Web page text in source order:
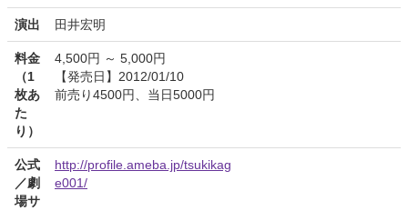
演出 田井宏明
料金
（1
枚あ
た
り）
4,500円 ～ 5,000円
【発売日】2012/01/10
前売り4500円、当日5000円
公式
／劇
場サ
http://profile.ameba.jp/tsukikag
e001/